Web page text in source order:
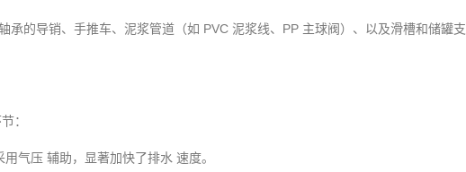
承的导销、手推车、泥浆管道（如 PVC 泥浆线、 PP 主球阀）、以及滑槽和储罐
：
用气压 辅助，显著加快了排水 速度。